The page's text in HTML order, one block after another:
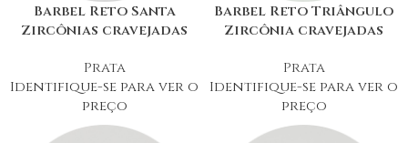
Barbel Reto Santa
Zircônias cravejadas
Prata
Identifique-se para ver o
preço
Barbel Reto Triângulo
Zircônia cravejadas
Prata
Identifique-se para ver o
preço